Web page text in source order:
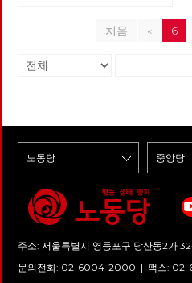
여전히 미국이 제패하고 있지만
실물경제, 특히 제조업에서 중국
산을 하고 있다. 세계 경제의 본
일극 세계 체제에서 양극 체제로
의 전환이 조금씩 이루어져 나가
는 것이다. 자본주의 경제는 실
의 위치가 대단히 추락했다. 과
거의 패권을 되찾겠다는 식산흥
업적 발상이 미국에서 나오는데
융업은 지금 달러를 기축으로 해
럽 전통 열강과 일본 중심의 경
께 하겠습니다. 덧) 서울시당은
2021년 1월부터 공대위에 참여
하며 아시아노 케이오 복직 투쟁
지난 9월 11일 기노진 감사 동지
놓고 사라진다. 인터넷 지도에서
마을이 통째로 사라지는 일이 벌
을 주변을 맴돌며 오가는 사람들
려는 두 청년의 앞에 화려한 색
상의 옷을 입은 바이커 두 명이
나타나고, 이들이 목격자를 처리
무리들에게 전송된다. 급작스러
운 습격을 마주하게 된 주민들은
물 공급을 끊어버린 댐을 파괴하
죄자 룽가와 함께 이 침입자와
맞서게 된다. 지난 9월 2일 개봉
한 영화 <바쿠라우>는 <기생충>
하기 전부터 이미 파괴되고 있던
우리들 일상 곳곳이 무너져 내리
서 우리들 일상을 유지해오던 노
동의 가치는 더욱 분명해졌지만,
고 아니 바이러스 때문에라도,
니다. 이 투쟁의 중심에 노동당
당원이 있습니다. 또한 있어야
합니다. 노동자와 노동당의 미래
는 결국 바로 지금 여기 현장의
투쟁 속에 있고, 투쟁을 통해 만
들어야 합니다. 해서, 미래에서
온 편지는 이번 호부터 ‘현장’이
라는 이름으로 전국의 주요 투쟁
소식을 전합니다. 첫 ‘현장’은 부
처음 « 6
주소: 서울특별시 영등포구 당산동2가
문의전화: 02-6004-2000 | 팩스: